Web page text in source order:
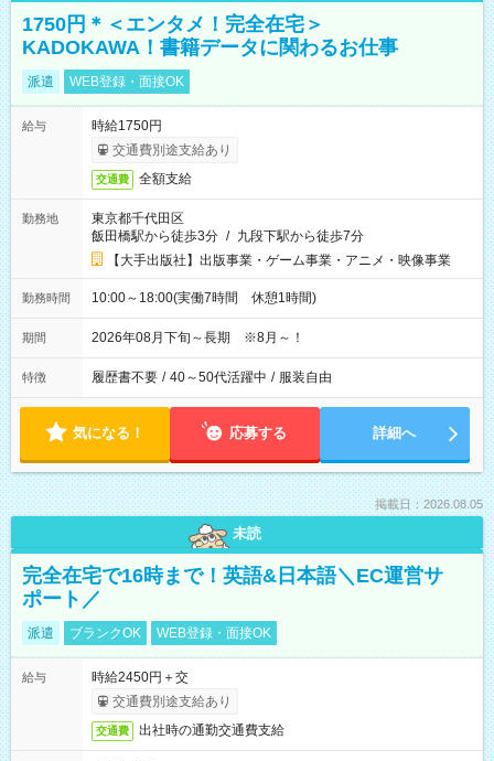
1750円＊＜エンタメ！完全在宅＞
KADOKAWA！書籍データに関わるお仕事
派遣 WEB登録・面接OK
給与
時給1750円
交通費別途支給あり
交通費 全額支給
勤務地
東京都千代田区
飯田橋駅から徒歩3分 / 九段下駅から徒歩7分
【大手出版社】出版事業・ゲーム事業・アニメ・映像事業
勤務時間 10:00～18:00(実働7時間 休憩1時間)
期間 2026年08月下旬～長期 ※8月～！
特徴 履歴書不要 / 40～50代活躍中 / 服装自由
気になる！ 応募する 詳細へ
掲載日：2026.08.05
未読
完全在宅で16時まで！英語&日本語＼EC運営サ
ポート／
派遣 ブランクOK WEB登録・面接OK
給与
時給2450円＋交
交通費別途支給あり
交通費 出社時の通勤交通費支給